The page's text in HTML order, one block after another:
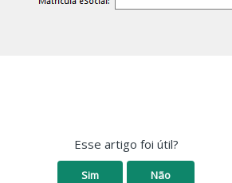
Esse artigo foi útil?
Sim Não